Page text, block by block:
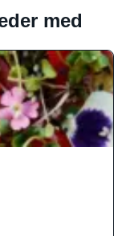
med